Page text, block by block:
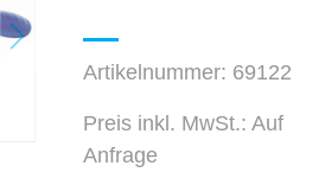
Artikelnummer: 69122
Preis inkl. MwSt.: Auf
Anfrage